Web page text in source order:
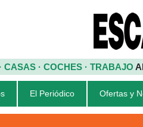
CASAS · COCHES · TRABAJO
El Periódico Ofertas y